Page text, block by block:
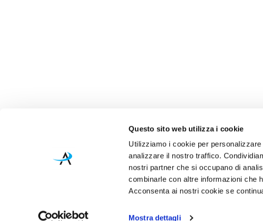
Questo sito web utilizza i cookie
Utilizziamo i cookie per
analizzare il nostro traffico.
nostri partner che si occupano di
combinarle con altre informazioni che
Acconsenta ai nostri cookie se
Mostra dettagli